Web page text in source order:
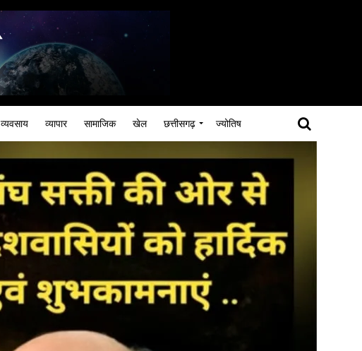
व्यवसाय व्यापार सामाजिक खेल छत्तीसगढ़ ज्योतिष